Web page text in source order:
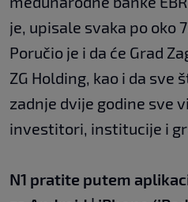
je, upisale svaka po oko
Poručio je i da će Grad
ZG Holding, kao i da sve
zadnje dvije godine sve
investitori, institucije i
N1 pratite putem